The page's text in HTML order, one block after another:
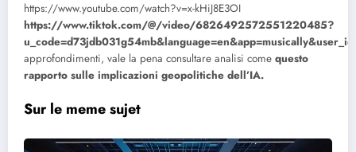
https://www.youtube.com/watch?v=x-kHiJ8E3OI
https://www.tiktok.com/@/video/6826492572551220485?
approfondimenti, vale la pena consultare analisi come questo
rapporto sulle implicazioni geopolitiche dell’IA.
Sur le meme sujet